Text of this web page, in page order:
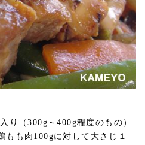
り（300g～400g程度のもの）
も肉100gに対して大さじ１